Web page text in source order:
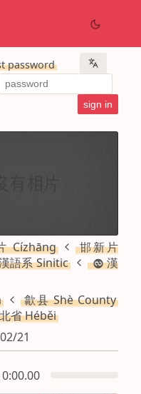
password
Cízhāng
邯新片
語系 Sinitic
漢
歙县 Shè County
省 Héběi
21
0:00.00